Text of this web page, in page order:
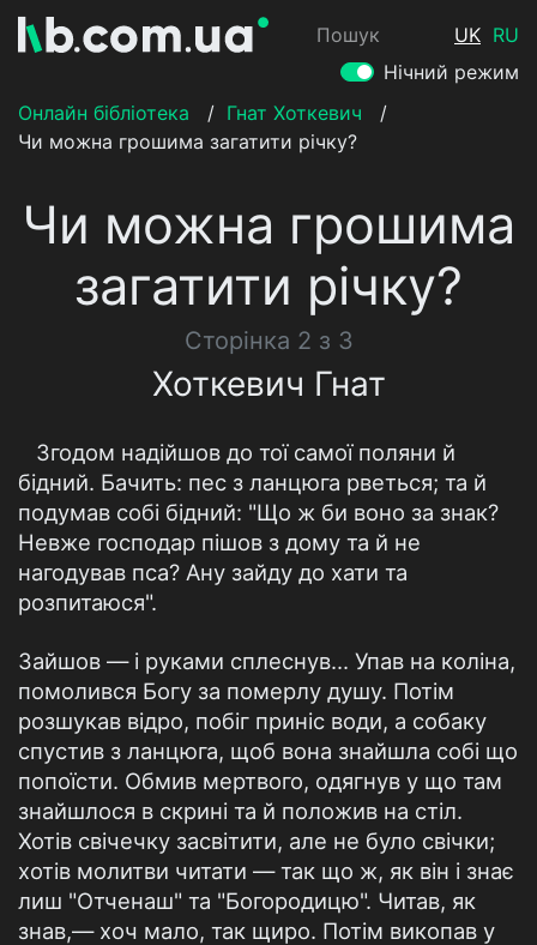
Пошук UK RU
Нічний режим
Онлайн бібліотека
/ Гнат Хоткевич
/
Чи можна грошима загатити річку?
Чи можна грошима
загатити річку?
Сторінка 2 з 3
Хоткевич Гнат
Згодом надійшов до тої самої поляни й
бідний. Бачить: пес з ланцюга рветься; та й
подумав собі бідний: "Що ж би воно за знак?
Невже господар пішов з дому та й не
нагодував пса? Ану зайду до хати та
розпитаюся".
Зайшов — і руками сплеснув... Упав на коліна,
помолився Богу за померлу душу. Потім
розшукав відро, побіг приніс води, а собаку
спустив з ланцюга, щоб вона знайшла собі що
попоїсти. Обмив мертвого, одягнув у що там
знайшлося в скрині та й положив на стіл.
Хотів свічечку засвітити, але не було свічки;
хотів молитви читати — так що ж, як він і знає
лиш "Отченаш" та "Богородицю". Читав, як
знав,— хоч мало, так щиро. Потім викопав у